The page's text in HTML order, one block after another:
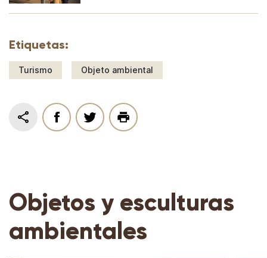
Etiquetas:
Turismo Objeto ambiental
Objetos y esculturas
ambientales